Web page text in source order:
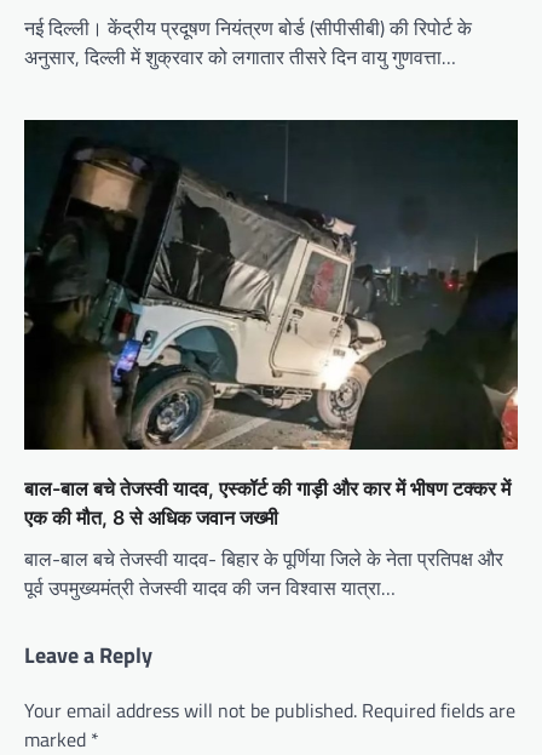
नई दिल्ली। केंद्रीय प्रदूषण नियंत्रण बोर्ड (सीपीसीबी) की रिपोर्ट के
अनुसार, दिल्ली में शुक्रवार को लगातार तीसरे दिन वायु गुणवत्ता…
बाल-बाल बचे तेजस्वी यादव, एस्कॉर्ट की गाड़ी और कार में भीषण टक्कर में
एक की मौत, 8 से अधिक जवान जख्मी
बाल-बाल बचे तेजस्वी यादव- बिहार के पूर्णिया जिले के नेता प्रतिपक्ष और
पूर्व उपमुख्यमंत्री तेजस्वी यादव की जन विश्वास यात्रा…
Leave a Reply
Your email address will not be published. Required fields are
marked *